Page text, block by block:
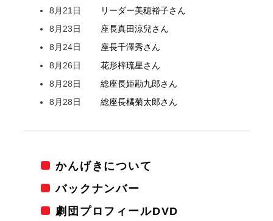
8月21日
リーダー美穂裕子さん
8月23日
座長真田涼兒さん
8月24日
座長千澤秀さん
8月26日
花形梓琉星さん
8月28日
総座長姫勘九郎さん
8月28日
総座長橘菊太郎さん
かんげきについて
バックナンバー
劇団プロフィールDVD